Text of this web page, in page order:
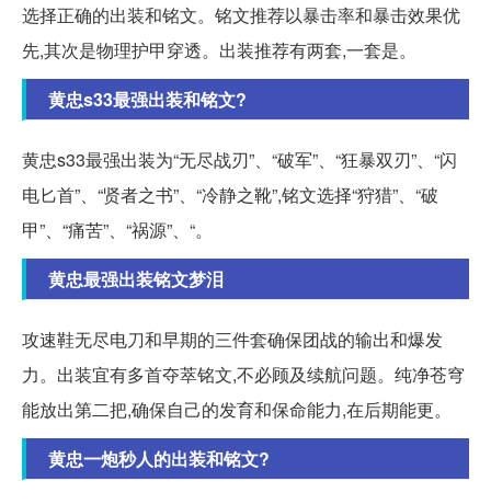
选择正确的出装和铭文。铭文推荐以暴击率和暴击效果优
先,其次是物理护甲穿透。出装推荐有两套,一套是。
黄忠s33最强出装和铭文?
黄忠s33最强出装为“无尽战刃”、“破军”、“狂暴双刃”、“闪
电匕首”、“贤者之书”、“冷静之靴”,铭文选择“狩猎”、“破
甲”、“痛苦”、“祸源”、“。
黄忠最强出装铭文梦泪
攻速鞋无尽电刀和早期的三件套确保团战的输出和爆发
力。出装宜有多首夺萃铭文,不必顾及续航问题。纯净苍穹
能放出第二把,确保自己的发育和保命能力,在后期能更。
黄忠一炮秒人的出装和铭文?